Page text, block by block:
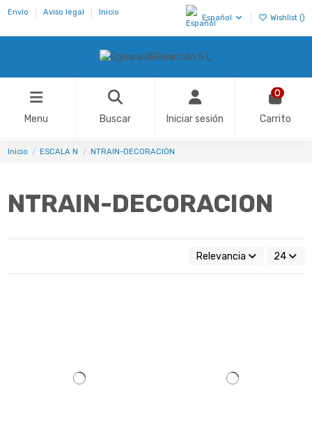
Envío Aviso legal Inicio
Español Wishlist ()
Menu Buscar Iniciar sesión
0
Carrito
Inicio ESCALA N NTRAIN-DECORACION
NTRAIN-DECORACION
Relevancia 24